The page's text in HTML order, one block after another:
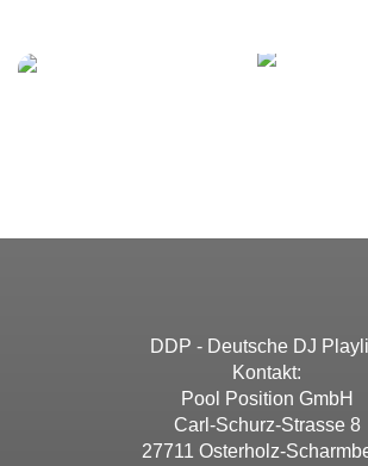
DDP - Deutsche DJ
Kontakt:
Pool Position GmbH
Carl-Schurz-Strasse 8
27711 Osterholz-